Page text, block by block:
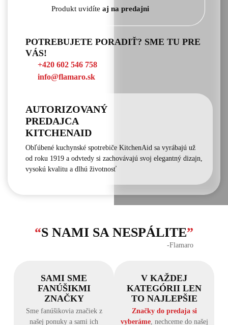
Produkt uvidíte aj na predajni
POTREBUJETE PORADIŤ? SME TU PRE
VÁS!
+420 602 546 758
info@flamaro.sk
AUTORIZOVANÝ
PREDAJCA
KITCHENAID
Obľúbené kuchynské spotrebiče KitchenAid sa vyrábajú už
od roku 1919 a odvtedy si zachovávajú svoj elegantný dizajn,
vysokú kvalitu a dlhú životnosť
“S NAMI SA NESPÁLITE”
‐Flamaro
SAMI SME
FANÚŠIKMI
ZNAČKY
Sme fanúšikovia značiek z
našej ponuky a sami ich
V KAŽDEJ
KATEGÓRII LEN
TO NAJLEPŠIE
Značky do predaja si
vyberáme, nechceme do našej